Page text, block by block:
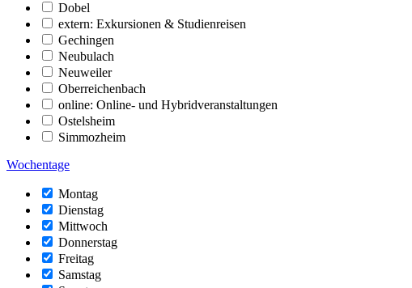
Dobel
extern: Exkursionen & Studienreisen
Gechingen
Neubulach
Neuweiler
Oberreichenbach
online: Online- und Hybridveranstaltungen
Ostelsheim
Simmozheim
Wochentage
Montag
Dienstag
Mittwoch
Donnerstag
Freitag
Samstag